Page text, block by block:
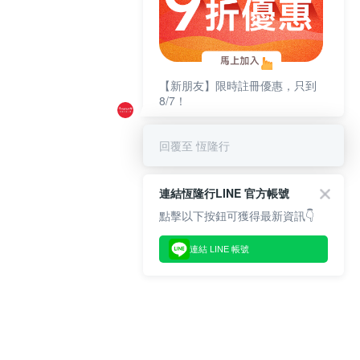
【新朋友】限時註冊優惠，只到
8/7！
回覆至 恆隆行
連結恆隆行LINE 官方帳號
點擊以下按鈕可獲得最新資訊👇
連結 LINE 帳號